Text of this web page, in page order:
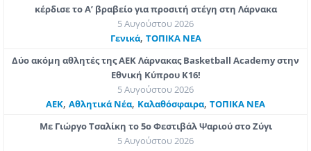
κέρδισε το Α’ βραβείο για προσιτή στέγη στη Λάρνακα
5 Αυγούστου 2026
Γενικά, ΤΟΠΙΚΑ ΝΕΑ
Δύο ακόμη αθλητές της ΑΕΚ Λάρνακας Basketball Academy στην
Εθνική Κύπρου Κ16!
5 Αυγούστου 2026
ΑΕΚ, Αθλητικά Νέα, Καλαθόσφαιρα, ΤΟΠΙΚΑ ΝΕΑ
Με Γιώργο Τσαλίκη το 5ο Φεστιβάλ Ψαριού στο Ζύγι
5 Αυγούστου 2026